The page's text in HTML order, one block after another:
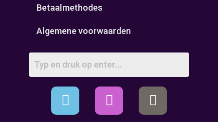
Betaalmethodes
Algemene voorwaarden